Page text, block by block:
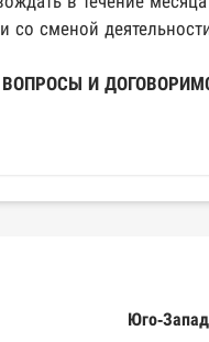
со сменой
ВОПРОСЫ И
Юго-